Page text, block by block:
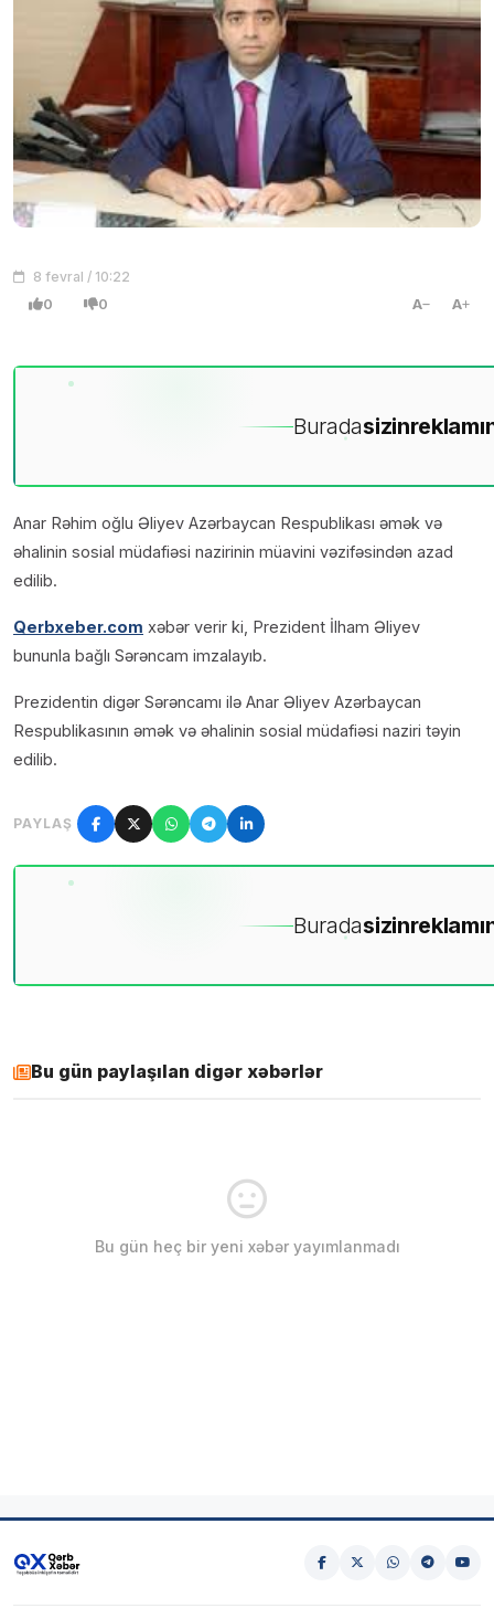
8 fevral / 10:22
0 0 A A
Buradasizin
Anar Rəhim oğlu Əliyev Azərbaycan Respublikası əmək və
əhalinin sosial müdafiəsi nazirinin müavini vəzifəsindən azad
edilib.
Qerbxeber.com xəbər verir ki, Prezident İlham Əliyev
bununla bağlı Sərəncam imzalayıb.
Prezidentin digər Sərəncamı ilə Anar Əliyev Azərbaycan
Respublikasının əmək və əhalinin sosial müdafiəsi naziri təyin
edilib.
PAYLAŞ
Buradasizin
Bu gün paylaşılan digər xəbərlər
Bu gün heç bir yeni xəbər yayımlanmadı